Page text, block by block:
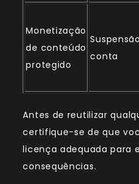
Monetização
de conteúdo
protegido
conta
Antes de reutilizar
certifique-se de que
licença adequada para
consequências.